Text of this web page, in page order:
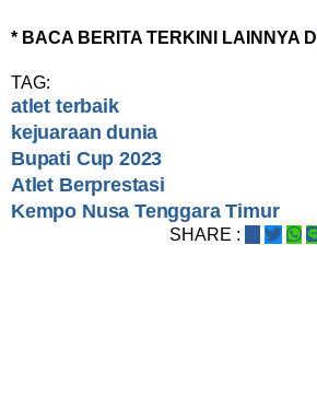
* BACA BERITA TERKINI LAINNYA DI
TAG:
atlet terbaik
kejuaraan dunia
Bupati Cup 2023
Atlet Berprestasi
Kempo Nusa Tenggara Timur
SHARE :